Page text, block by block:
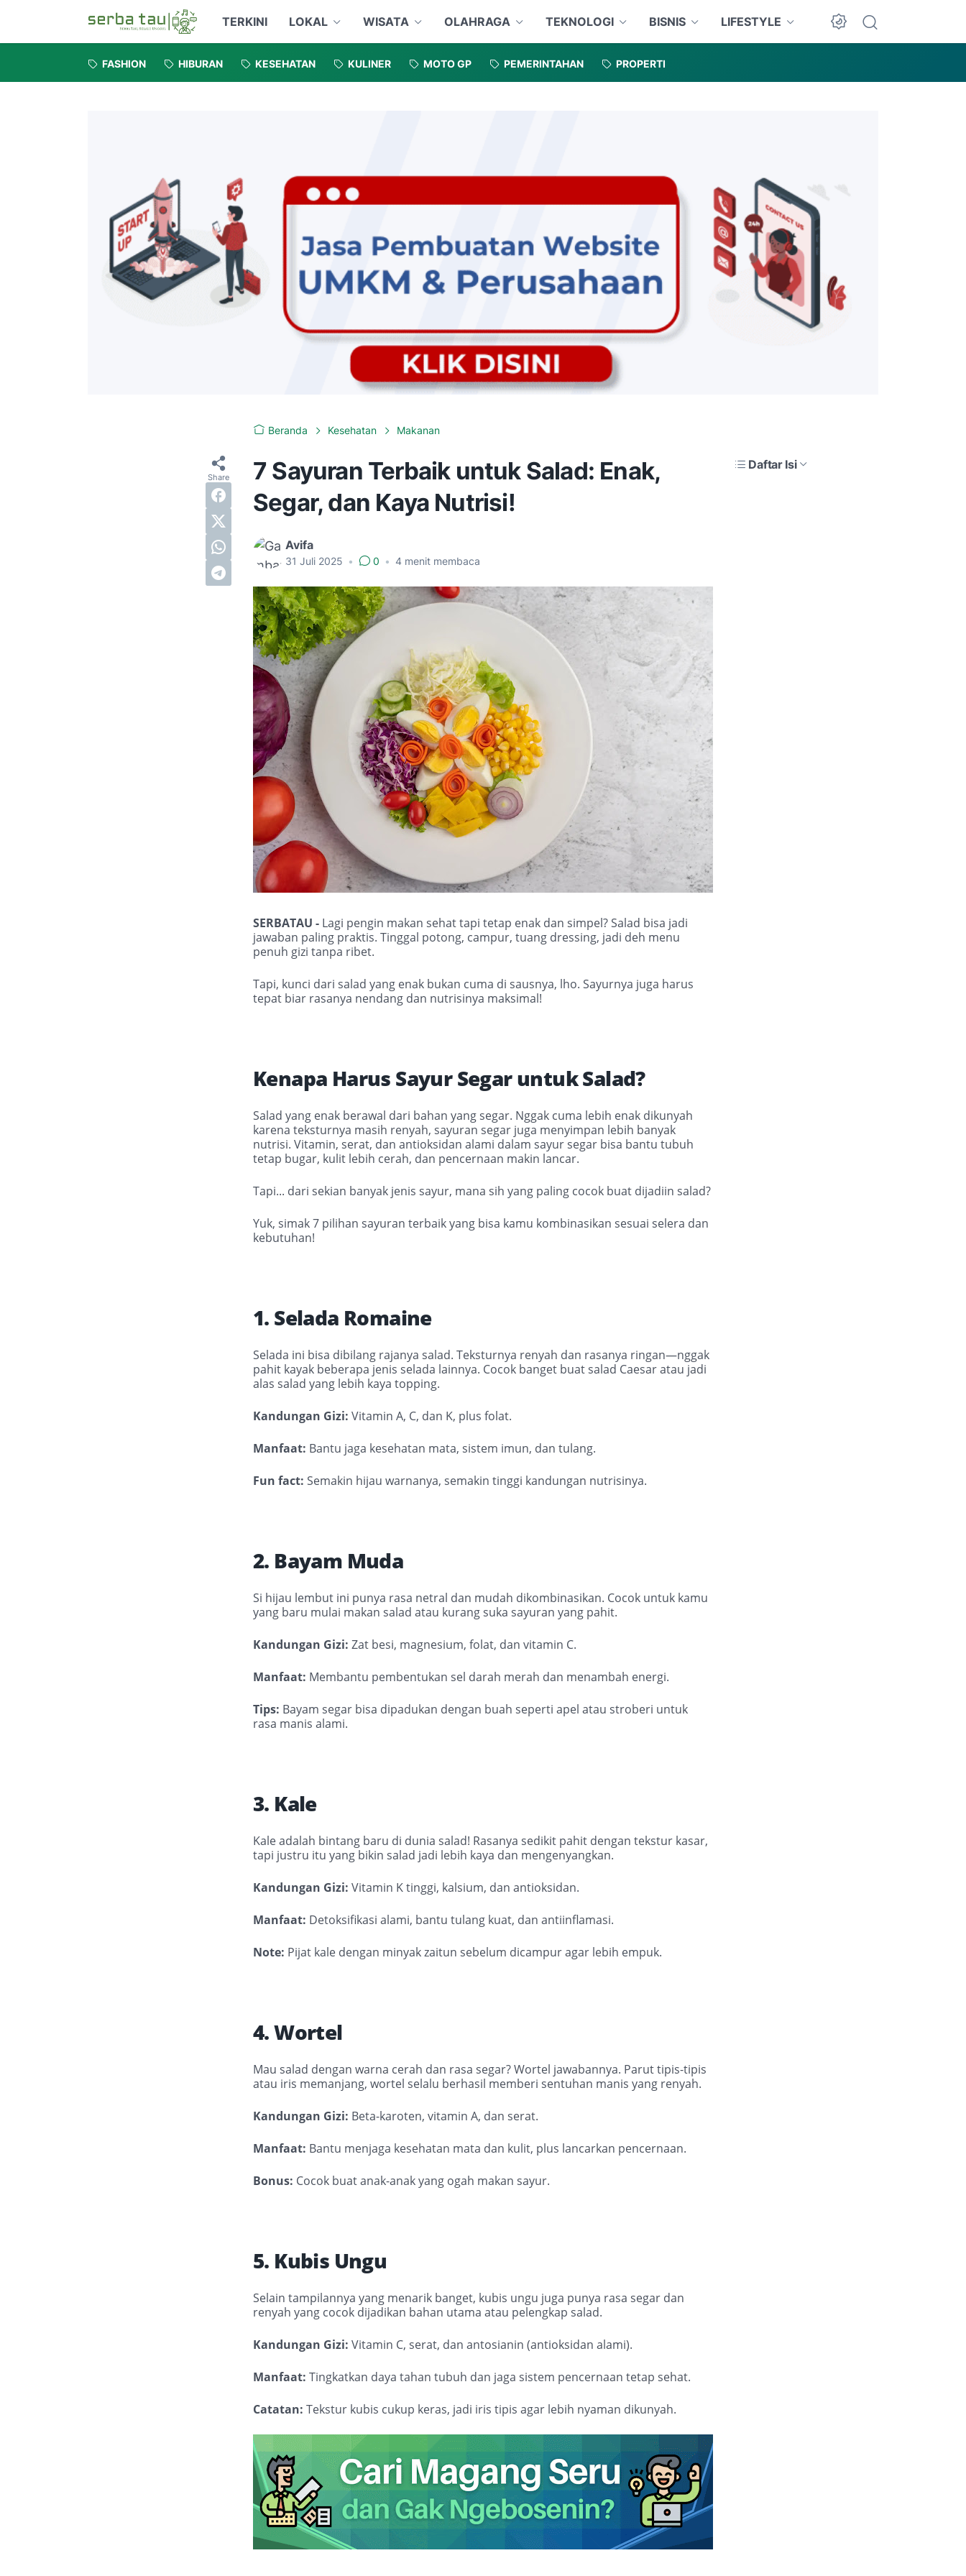
TERKINI LOKAL WISATA OLAHRAGA TEKNOLOGI BISNIS LIFESTYLE
FASHION HIBURAN KESEHATAN KULINER MOTO GP PEMERINTAHAN PROPERTI
Beranda Kesehatan Makanan
7 Sayuran Terbaik untuk Salad: Enak,
Segar, dan Kaya Nutrisi!
Avifa
31 Juli 2025 • 0 • 4 menit membaca
Daftar Isi
SERBATAU - Lagi pengin makan sehat tapi tetap enak dan simpel? Salad bisa jadi
jawaban paling praktis. Tinggal potong, campur, tuang dressing, jadi deh menu
penuh gizi tanpa ribet.
Tapi, kunci dari salad yang enak bukan cuma di sausnya, lho. Sayurnya juga harus
tepat biar rasanya nendang dan nutrisinya maksimal!
Kenapa Harus Sayur Segar untuk Salad?
Salad yang enak berawal dari bahan yang segar. Nggak cuma lebih enak dikunyah
karena teksturnya masih renyah, sayuran segar juga menyimpan lebih banyak
nutrisi. Vitamin, serat, dan antioksidan alami dalam sayur segar bisa bantu tubuh
tetap bugar, kulit lebih cerah, dan pencernaan makin lancar.
Tapi... dari sekian banyak jenis sayur, mana sih yang paling cocok buat dijadiin salad?
Yuk, simak 7 pilihan sayuran terbaik yang bisa kamu kombinasikan sesuai selera dan
kebutuhan!
1. Selada Romaine
Selada ini bisa dibilang rajanya salad. Teksturnya renyah dan rasanya ringan—nggak
pahit kayak beberapa jenis selada lainnya. Cocok banget buat salad Caesar atau jadi
alas salad yang lebih kaya topping.
Kandungan Gizi: Vitamin A, C, dan K, plus folat.
Manfaat: Bantu jaga kesehatan mata, sistem imun, dan tulang.
Fun fact: Semakin hijau warnanya, semakin tinggi kandungan nutrisinya.
2. Bayam Muda
Si hijau lembut ini punya rasa netral dan mudah dikombinasikan. Cocok untuk kamu
yang baru mulai makan salad atau kurang suka sayuran yang pahit.
Kandungan Gizi: Zat besi, magnesium, folat, dan vitamin C.
Manfaat: Membantu pembentukan sel darah merah dan menambah energi.
Tips: Bayam segar bisa dipadukan dengan buah seperti apel atau stroberi untuk
rasa manis alami.
3. Kale
Kale adalah bintang baru di dunia salad! Rasanya sedikit pahit dengan tekstur kasar,
tapi justru itu yang bikin salad jadi lebih kaya dan mengenyangkan.
Kandungan Gizi: Vitamin K tinggi, kalsium, dan antioksidan.
Manfaat: Detoksifikasi alami, bantu tulang kuat, dan antiinflamasi.
Note: Pijat kale dengan minyak zaitun sebelum dicampur agar lebih empuk.
4. Wortel
Mau salad dengan warna cerah dan rasa segar? Wortel jawabannya. Parut tipis-tipis
atau iris memanjang, wortel selalu berhasil memberi sentuhan manis yang renyah.
Kandungan Gizi: Beta-karoten, vitamin A, dan serat.
Manfaat: Bantu menjaga kesehatan mata dan kulit, plus lancarkan pencernaan.
Bonus: Cocok buat anak-anak yang ogah makan sayur.
5. Kubis Ungu
Selain tampilannya yang menarik banget, kubis ungu juga punya rasa segar dan
renyah yang cocok dijadikan bahan utama atau pelengkap salad.
Kandungan Gizi: Vitamin C, serat, dan antosianin (antioksidan alami).
Manfaat: Tingkatkan daya tahan tubuh dan jaga sistem pencernaan tetap sehat.
Catatan: Tekstur kubis cukup keras, jadi iris tipis agar lebih nyaman dikunyah.